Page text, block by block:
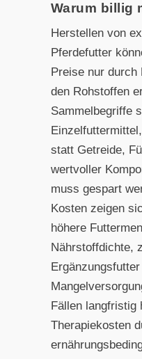
Warum billig
Herstellen von
Pferdefutter
Preise nur durch
den Rohstoffen
Sammelbegriffe
statt Getreide,
wertvoller
muss gespart
Kosten zeigen
höhere
Nährstoffdichte,
Fällen langfristig
Therapiekosten